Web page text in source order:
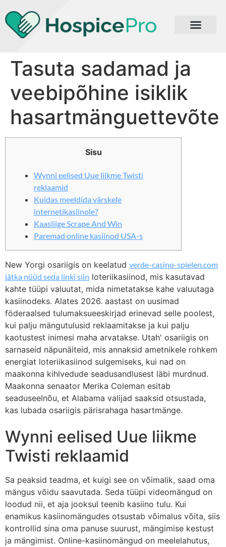
Tasuta sadamad ja
veebipõhine isiklik
hasartmänguettevõte
Sisu
Wynni eelised Uue liikme Twisti
reklaamid
Kuidas meeldida värskele
internetikasiinole?
Kaasliige Scrape And Win
Paremad online kasiinod USA-s
New Yorgi osariigis on keelatud verde-casino-spielen.com
jätka nüüd seda linki siin loteriikasiinod, mis kasutavad
kahte tüüpi valuutat, mida nimetatakse kahe valuutaga
kasiinodeks. Alates 2026. aastast on uusimad
föderaalsed tulumaksueeskirjad erinevad selle poolest,
kui palju mängutulusid reklaamitakse ja kui palju
kaotustest inimesi maha arvatakse. Utah' osariigis on
sarnaseid näpunäiteid, mis annaksid ametnikele rohkem
energiat loteriikasiinod sulgemiseks, kui nad on
maakonna kihlvedude seadusandlusest läbi murdnud.
Maakonna senaator Merika Coleman esitab
seaduseelnõu, et Alabama valijad saaksid otsustada,
kas lubada osariigis pärisrahaga hasartmänge.
Wynni eelised Uue liikme
Twisti reklaamid
Sa peaksid teadma, et kuigi see on võimalik, saad oma
mängus võidu saavutada. Seda tüüpi videomängud on
loodud nii, et aja jooksul teenib kasiino tulu. Kui
enamikus kasiinomängudes otsustab võimalus võita, siis
kontrollid sina oma panuse suurust, mängimise kestust
ja mängimist. Online-kasiinomängud on meelelahutus,